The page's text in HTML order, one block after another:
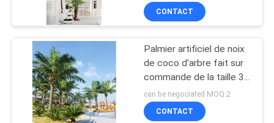
CONTACT
Palmier artificiel de noix
de coco d'arbre fait sur
commande de la taille 3-
30m pour des
événements extérieurs
can be negociated MOQ:2
CONTACT